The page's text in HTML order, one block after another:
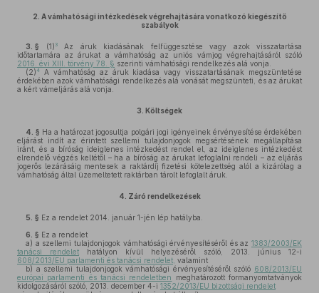
2. A vámhatósági intézkedések végrehajtására vonatkozó kiegészítő
szabályok
3. § (1) 3Az áruk kiadásának felfüggesztése vagy azok visszatartása
időtartamára az árukat a vámhatóság az uniós vámjog végrehajtásáról szóló
2016. évi XIII. törvény 78. § szerinti vámhatósági rendelkezés alá vonja.
(2)4
A vámhatóság az áruk kiadása vagy visszatartásának megszüntetése
érdekében azok vámhatósági rendelkezés alá vonását megszünteti, és az árukat
a kért vámeljárás alá vonja.
3. Költségek
4. § Ha a határozat jogosultja polgári jogi igényeinek érvényesítése érdekében
eljárást indít az érintett szellemi tulajdonjogok megsértésének megállapítása
iránt, és a bíróság ideiglenes intézkedést rendel el, az ideiglenes intézkedést
elrendelő végzés keltétől – ha a bíróság az árukat lefoglalni rendeli – az eljárás
jogerős lezárásáig mentesek a raktárdíj fizetési kötelezettség alól a kizárólag a
vámhatóság által üzemeltetett raktárban tárolt lefoglalt áruk.
4. Záró rendelkezések
5. § Ez a rendelet 2014. január 1-jén lép hatályba.
6. § Ez a rendelet
a) a szellemi tulajdonjogok vámhatósági érvényesítéséről és az 1383/2003/EK
tanácsi rendelet hatályon kívül helyezéséről szóló, 2013. június 12-i
608/2013/EU parlamenti és tanácsi rendelet, valamint
b) a szellemi tulajdonjogok vámhatósági érvényesítéséről szóló 608/2013/EU
európai parlamenti és tanácsi rendeletben
meghatározott formanyomtatványok
kidolgozásáról szóló, 2013. december 4-i 1352/2013/EU bizottsági rendelet